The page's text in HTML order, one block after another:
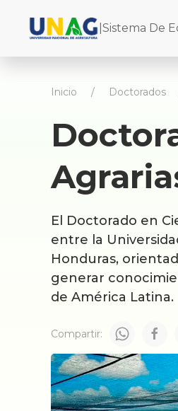
Sistema De
Inicio Doctorados
El Doctorado en
entre la
Honduras,
generar
de América Latina.
Compartir: